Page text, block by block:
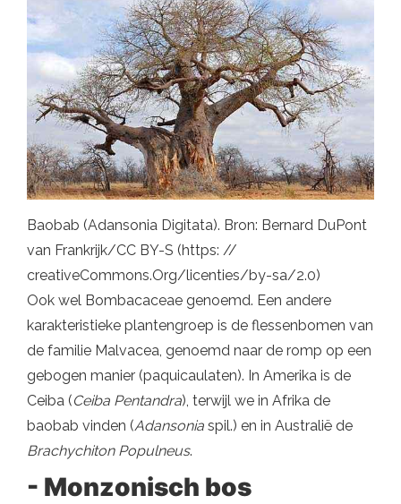
Baobab (Adansonia Digitata). Bron: Bernard DuPont
van Frankrijk/CC BY-S (https: //
creativeCommons.Org/licenties/by-sa/2.0)
Ook wel Bombacaceae genoemd. Een andere
karakteristieke plantengroep is de flessenbomen van
de familie Malvacea, genoemd naar de romp op een
gebogen manier (paquicaulaten). In Amerika is de
Ceiba (Ceiba Pentandra), terwijl we in Afrika de
baobab vinden (Adansonia spil.) en in Australië de
Brachychiton Populneus.
- Monzonisch bos